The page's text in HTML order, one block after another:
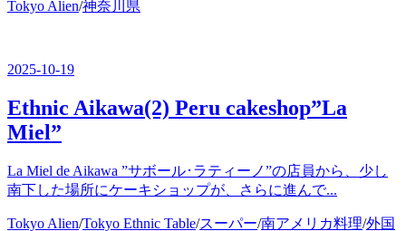
カ
リ
ー
Tokyo Alien/神奈川県
2025-10-19
Ethnic Aikawa(2) Peru cakeshop”La
Miel”
La Miel de Aikawa ”サボール･ラティーノ”の店員から、少し
南下した場所にケーキショップが、さらに進んで...
カ
Tokyo Alien/Tokyo Ethnic Table/スーパー/南アメリカ料理/外国